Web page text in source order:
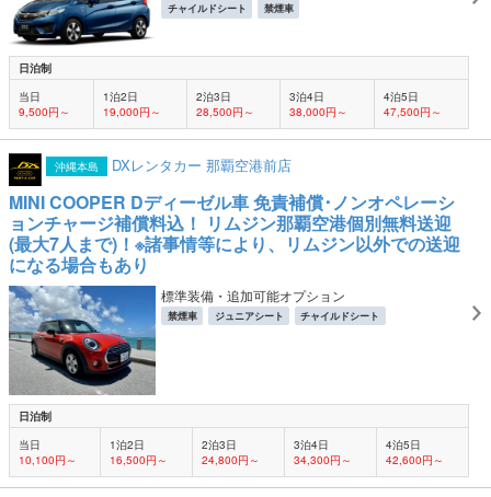
チャイルドシート 禁煙車
日泊制
当日
9,500円～
1泊2日
19,000円～
2泊3日
28,500円～
3泊4日
38,000円～
4泊5日
47,500円～
沖縄本島 DXレンタカー 那覇空港前店
MINI COOPER Dディーゼル車 免責補償･ノンオペレーシ
ョンチャージ補償料込！ リムジン那覇空港個別無料送迎
(最大7人まで)！※諸事情等により、リムジン以外での送迎
になる場合もあり
標準装備・追加可能オプション
禁煙車 ジュニアシート チャイルドシート
日泊制
当日
10,100円～
1泊2日
16,500円～
2泊3日
24,800円～
3泊4日
34,300円～
4泊5日
42,600円～